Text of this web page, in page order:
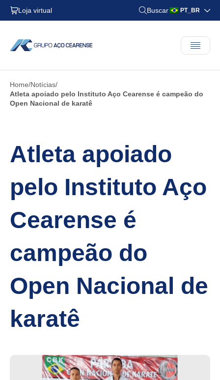
Loja virtual Buscar PT_BR
Home Notícias
Atleta apoiado pelo Instituto Aço Cearense é campeão do
Open Nacional de karatê
Atleta apoiado
pelo Instituto Aço
Cearense é
campeão do
Open Nacional de
karatê